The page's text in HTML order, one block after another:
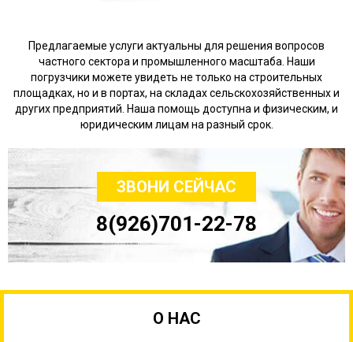
Предлагаемые услуги актуальны для решения вопросов
частного сектора и промышленного масштаба. Наши
погрузчики можете увидеть не только на строительных
площадках, но и в портах, на складах сельскохозяйственных и
других предприятий. Наша помощь доступна и физическим, и
юридическим лицам на разный срок.
ЗВОНИ СЕЙЧАС
8(926)701-22-78
О НАС